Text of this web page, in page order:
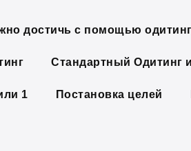
достичь с помощью
Стандартный Одитинг
1 Постановка целей